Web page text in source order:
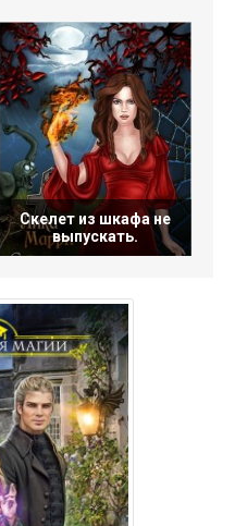
Скелет из шкафа не
выпускать.